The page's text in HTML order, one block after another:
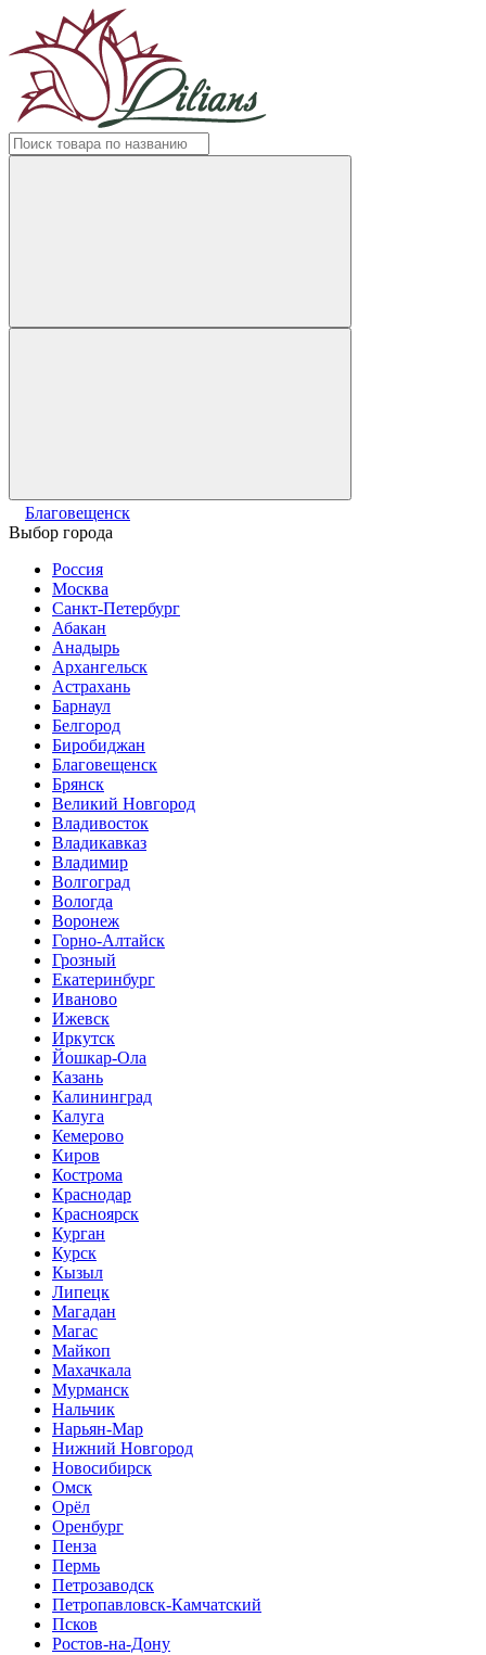
Благовещенск
Выбор города
Россия
Москва
Санкт-Петербург
Абакан
Анадырь
Архангельск
Астрахань
Барнаул
Белгород
Биробиджан
Благовещенск
Брянск
Великий Новгород
Владивосток
Владикавказ
Владимир
Волгоград
Вологда
Воронеж
Горно-Алтайск
Грозный
Екатеринбург
Иваново
Ижевск
Иркутск
Йошкар-Ола
Казань
Калининград
Калуга
Кемерово
Киров
Кострома
Краснодар
Красноярск
Курган
Курск
Кызыл
Липецк
Магадан
Магас
Майкоп
Махачкала
Мурманск
Нальчик
Нарьян-Мар
Нижний Новгород
Новосибирск
Омск
Орёл
Оренбург
Пенза
Пермь
Петрозаводск
Петропавловск-Камчатский
Псков
Ростов-на-Дону